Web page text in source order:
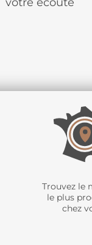
Trouvez le
le plus
chez